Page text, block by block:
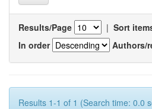
Results/Page | Sort
In order
Authors/
Results 1-1 of 1 (Search time: 0.0